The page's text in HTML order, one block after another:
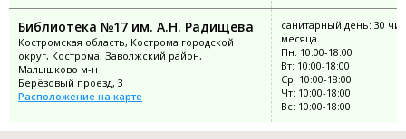
Библиотека №17 им. А.Н. Радищева
Костромская область, Кострома городской
округ, Кострома, Заволжский район,
Малышково м-н
Берёзовый проезд, 3
Расположение на карте
санитарный день: 30
месяца
Пн: 10:00-18:00
Вт: 10:00-18:00
Ср: 10:00-18:00
Чт: 10:00-18:00
Вс: 10:00-18:00